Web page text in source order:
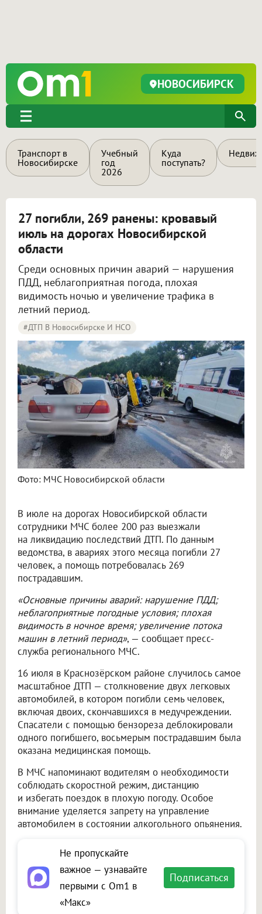
НОВОСИБИРСК
Транспорт в
Новосибирске
Учебный
год
2026
Куда
поступать?
27 погибли, 269 ранены: кровавый
июль на дорогах Новосибирской
области
Среди основных причин аварий — нарушения
ПДД, неблагоприятная погода, плохая
видимость ночью и увеличение трафика в
летний период.
#ДТП В Новосибирске И НСО
Фото: МЧС Новосибирской области
В июле на дорогах Новосибирской области
сотрудники МЧС более 200 раз выезжали
на ликвидацию последствий ДТП. По данным
ведомства, в авариях этого месяца погибли 27
человек, а помощь потребовалась 269
пострадавшим.
«Основные причины аварий: нарушение ПДД;
неблагоприятные погодные условия; плохая
видимость в ночное время; увеличение потока
машин в летний период», — сообщает пресс-
служба регионального МЧС.
16 июля в Краснозёрском районе случилось самое
масштабное ДТП — столкновение двух легковых
автомобилей, в котором погибли семь человек,
включая двоих, скончавшихся в медучреждении.
Спасатели с помощью бензореза деблокировали
одного погибшего, восьмерым пострадавшим была
оказана медицинская помощь.
В МЧС напоминают водителям о необходимости
соблюдать скоростной режим, дистанцию
и избегать поездок в плохую погоду. Особое
внимание уделяется запрету на управление
автомобилем в состоянии алкогольного опьянения.
Не пропускайте
важное — узнавайте
первыми с Om1 в
«Макс»
Подписаться